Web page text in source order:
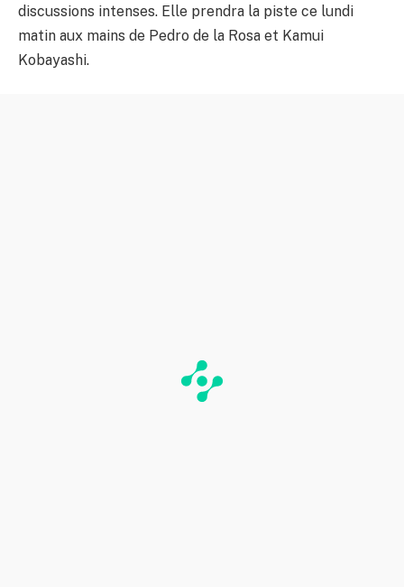
discussions intenses. Elle prendra la piste ce lundi
matin aux mains de Pedro de la Rosa et Kamui
Kobayashi.